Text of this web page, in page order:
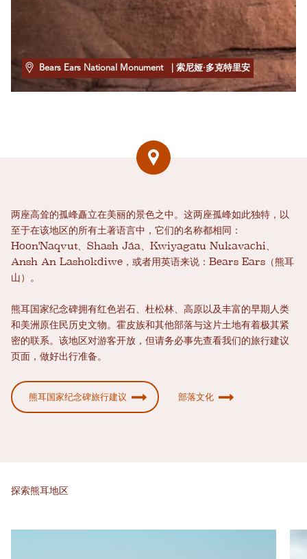
Bears Ears National Monument | 索尼娅·多克特里安
两座高耸的孤峰矗立在美丽的景色之中。这两座孤峰如此独特，以
至于在该地区的所有土著语言中，它们的名称都相同：
Hoon'Naqvut、Shash Jáa、Kwiyagatu Nukavachi、
Ansh An Lashokdiwe，或者用英语来说：Bears Ears（熊耳
山）。
熊耳国家纪念碑拥有红色岩石、杜松林、高原以及丰富的早期人类
和美洲原住民历史文物。霍皮族和其他部落与这片土地有着极其紧
密的联系。该地区对游客开放，但请务必事先查看我们的旅行建议
页面，做好出行准备。
熊耳国家纪念碑旅行建议 部落文化
探索熊耳地区